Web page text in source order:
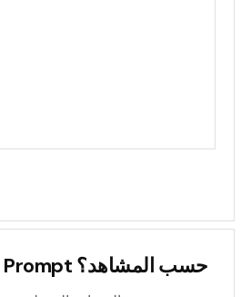
ما هو فيديو إلى Prompt حسب المشاهد؟